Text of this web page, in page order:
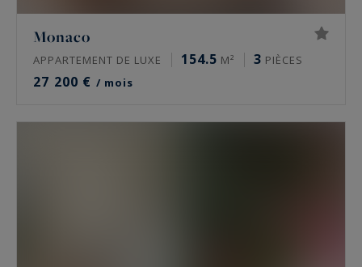
Monaco
APPARTEMENT DE LUXE 154.5 M² 3 PIÈCES
27 200 € / mois